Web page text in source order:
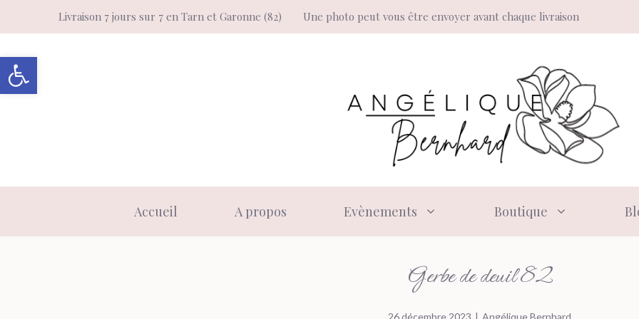
Ouvrir la barre d’outils
au
contenu
Livraison 7 jours sur 7 en Tarn et Garonne (82) Une photo peut vous être envoyer avant chaque livraison
Accueil A propos Evènements Boutique
Gerbe de deuil 82
26 décembre 2023 | Angélique Bernhard